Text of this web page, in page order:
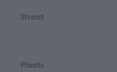
Straat
Plaats